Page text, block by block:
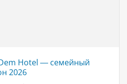
Hotel — семейный
2026